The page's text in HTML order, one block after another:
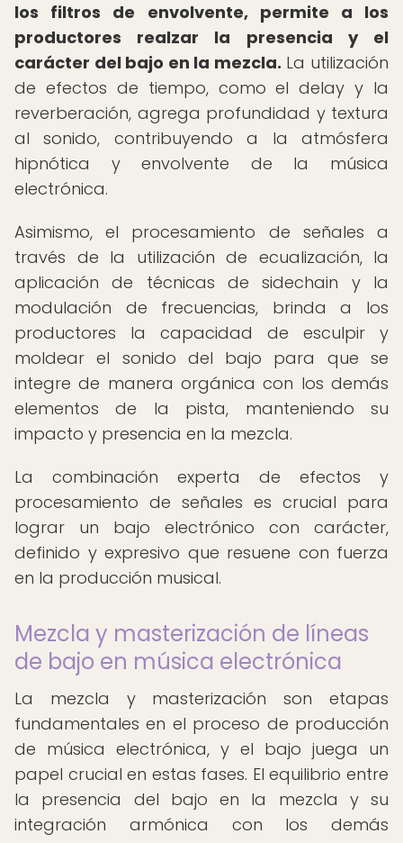
los filtros de envolvente, permite a los
productores realzar la presencia y el
carácter del bajo en la mezcla. La utilización
de efectos de tiempo, como el delay y la
reverberación, agrega profundidad y textura
al sonido, contribuyendo a la atmósfera
hipnótica y envolvente de la música
electrónica.
Asimismo, el procesamiento de señales a
través de la utilización de ecualización, la
aplicación de técnicas de sidechain y la
modulación de frecuencias, brinda a los
productores la capacidad de esculpir y
moldear el sonido del bajo para que se
integre de manera orgánica con los demás
elementos de la pista, manteniendo su
impacto y presencia en la mezcla.
La combinación experta de efectos y
procesamiento de señales es crucial para
lograr un bajo electrónico con carácter,
definido y expresivo que resuene con fuerza
en la producción musical.
Mezcla y masterización de líneas
de bajo en música electrónica
La mezcla y masterización son etapas
fundamentales en el proceso de producción
de música electrónica, y el bajo juega un
papel crucial en estas fases. El equilibrio entre
la presencia del bajo en la mezcla y su
integración armónica con los demás